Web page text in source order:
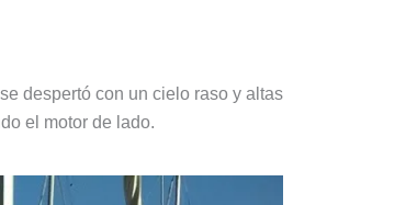
despertó con un cielo raso y altas
el motor de lado.